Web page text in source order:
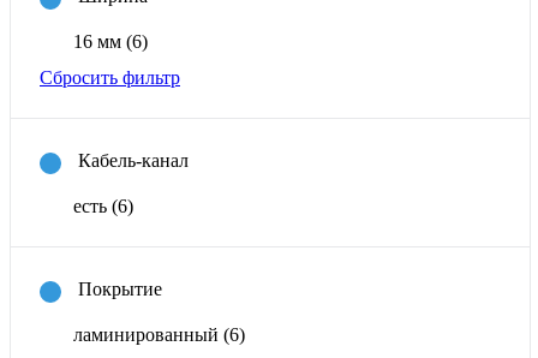
16 мм (6)
Сбросить фильтр
Кабель-канал
есть (6)
Покрытие
ламинированный (6)